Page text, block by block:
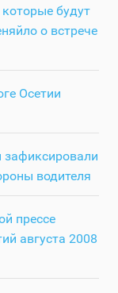
будут
о встрече
Осетии
водителя
прессе
августа 2008